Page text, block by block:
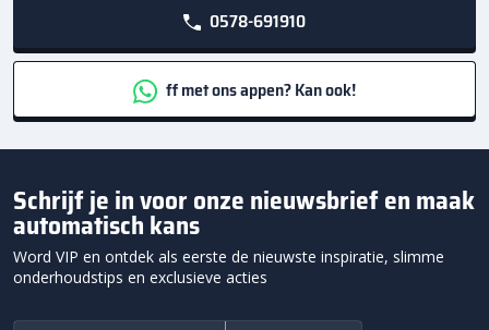
0578-691910
ff met ons appen? Kan ook!
Schrijf je in voor onze nieuwsbrief en maak
automatisch kans
Word VIP en ontdek als eerste de nieuwste inspiratie, slimme
onderhoudstips en exclusieve acties